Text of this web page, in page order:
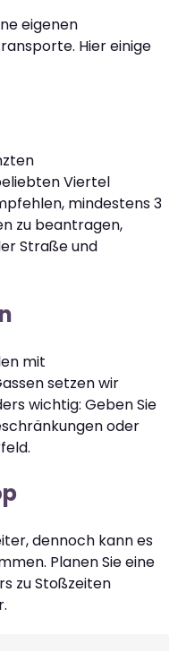
eigenen
Hier einige
Viertel
mindestens 3
zu beantragen,
Straße und
mit
setzen wir
wichtig: Geben Sie
oder
dennoch kann es
Planen Sie eine
zu Stoßzeiten